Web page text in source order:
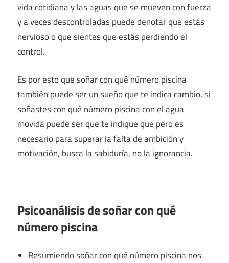
vida cotidiana y las aguas que se mueven con fuerza
y a veces descontroladas puede denotar que estás
nervioso o que sientes que estás perdiendo el
control.
Es por esto que soñar con qué número piscina
también puede ser un sueño que te indica cambio, si
soñastes con qué número piscina con el agua
movida puede ser que te indique que pero es
necesario para superar la falta de ambición y
motivación, busca la sabiduría, no la ignorancia.
Psicoanálisis de soñar con qué
número piscina
Resumiendo soñar con qué número piscina nos